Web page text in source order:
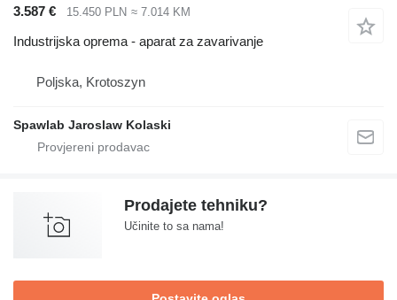
3.587 €
15.450 PLN ≈ 7.014 KM
Industrijska oprema - aparat za zavarivanje
Poljska, Krotoszyn
Spawlab Jaroslaw Kolaski
Prodajete tehniku?
Učinite to sa nama!